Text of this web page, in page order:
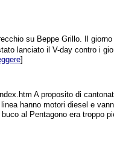
su Beppe Grillo. Il
lanciato il V-day contro i
]
A proposito di
hanno motori diesel e
al Pentagono era troppo